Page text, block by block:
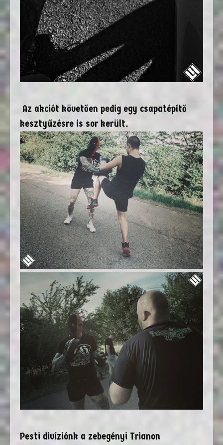
Az akciót követően pedig egy csapatépítő
kesztyűzésre is sor került.
Pesti divíziónk a zebegényi Trianon